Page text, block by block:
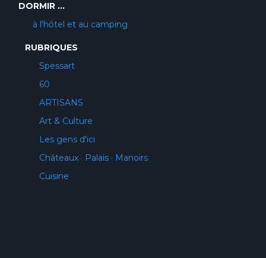
DORMIR ...
à l'hôtel et au camping
RUBRIQUES
Spessart
60
ARTISANS
Art & Culture
Les gens d'ici
Châteaux · Palais · Manoirs
Cuisine